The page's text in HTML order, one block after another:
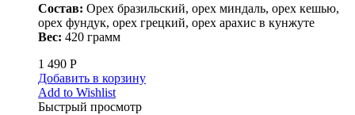
Состав: Орех бразильский, орех миндаль, орех кешью,
орех фундук, орех грецкий, орех арахис в кунжуте
Вес: 420 грамм
1 490 Р
Добавить в корзину
Add to Wishlist
Быстрый просмотр